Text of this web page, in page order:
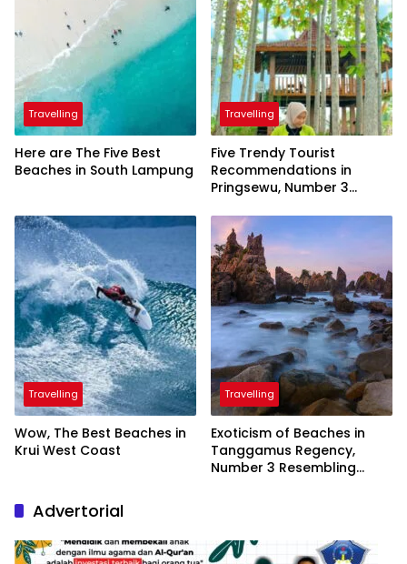
Travelling
Here are The Five Best
Beaches in South Lampung
Travelling
Five Trendy Tourist
Recommendations in
Pringsewu, Number 3
President
Travelling
Wow, The Best Beaches in
Krui West Coast
Travelling
Exoticism of Beaches in
Tanggamus Regency,
Number 3 Resembling
Advertorial